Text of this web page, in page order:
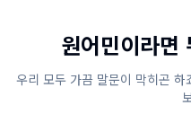
원어민이라면
우리 모두 가끔 말문이 막히곤